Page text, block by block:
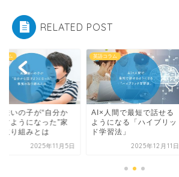
RELATED POST
ラム
間で最短で話せる
になる「ハイブリッ
習法」
2025年12月11日
英語コラム
【2026年5月最新】英検
対策はオンライン英会話
の「日本人講師」が...
2026年5月8日